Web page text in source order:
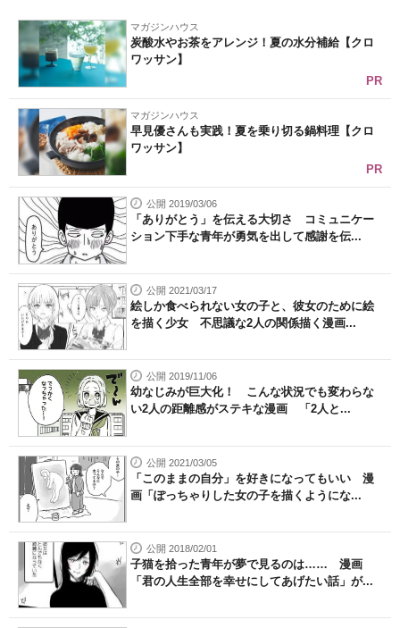
マガジンハウス
炭酸水やお茶をアレンジ！夏の水分補給【クロ
ワッサン】
PR
マガジンハウス
早見優さんも実践！夏を乗り切る鍋料理【クロ
ワッサン】
PR
公開 2019/03/06
「ありがとう」を伝える大切さ コミュニケー
ション下手な青年が勇気を出して感謝を伝...
公開 2021/03/17
絵しか食べられない女の子と、彼女のために絵
を描く少女 不思議な2人の関係描く漫画...
公開 2019/11/06
幼なじみが巨大化！ こんな状況でも変わらな
い2人の距離感がステキな漫画 「2人と...
公開 2021/03/05
「このままの自分」を好きになってもいい 漫
画「ぽっちゃりした女の子を描くようにな...
公開 2018/02/01
子猫を拾った青年が夢で見るのは…… 漫画
「君の人生全部を幸せにしてあげたい話」が...